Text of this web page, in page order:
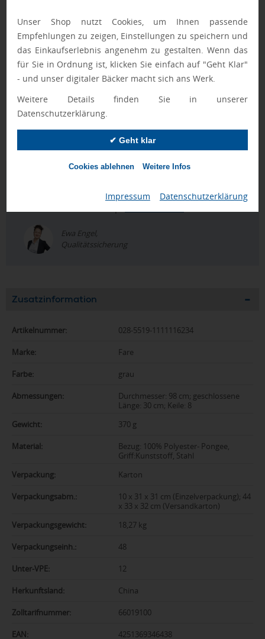
Unser Shop nutzt Cookies, um Ihnen passende
Empfehlungen zu zeigen, Einstellungen zu speichern und
das Einkaufserlebnis angenehm zu gestalten. Wenn das
für Sie in Ordnung ist, klicken Sie einfach auf "Geht Klar"
- und unser digitaler Bäcker macht sich ans Werk.
Weitere Details finden Sie in unserer
Datenschutzerklärung.
✔ Geht klar
Cookies ablehnen Weitere Infos
Impressum Datenschutzerklärung
Große Farbauswahl:Insgesamt stehen Ihnen zehn
attraktive Farben zur Verfügung.
Mögliche Werbeanbringungen
Für die Veredelung auf dem Bezug stehen Ihnen folgende
Druckverfahren zur Verfügung: Siebdruck bis zu vier Farben
oder ein Digitaltransferdruck für besonders feine Motive.
Weitere dezente Veredelungen sind ein Doming- oder
Lasersticker im Griff oder ein Druck auf dem Schließband
Nur Produkte, die unserenQualitätscheckbestehen,
Ewa Engel,
Qualitätssicherung
Zusatzinformation
Artikelnummer: 028-5519-1111116234
Marke: Fare
Farbe: grau
Abmessungen:
Durchmesser: 98 cm; geschlossene
Länge: 30 cm; Keile: 8
Gewicht:
370 g
Material:
Bezug: 100% Polyester- Pongee,
Griff:Kunststoff, Stahl
Verpackung:
Karton
Verpackungsabm.:
10 x 31 x 31 cm (Einzelverpackung); 44
x 33 x 32 cm (Versandkarton)
Verpackungsgewicht:
18,27 kg
Verpackungseinh.: 48
Unter-VPE: 12
Herkunftsland: China
Zolltarifnummer: 66019100
EAN: 4251369346438